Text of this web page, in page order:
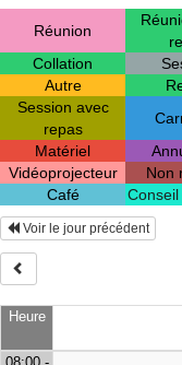
Réunion
Collation
Autre
Session avec
repas
Matériel
Vidéoprojecteur
Non
Café
Heure
Voir le jour précédent